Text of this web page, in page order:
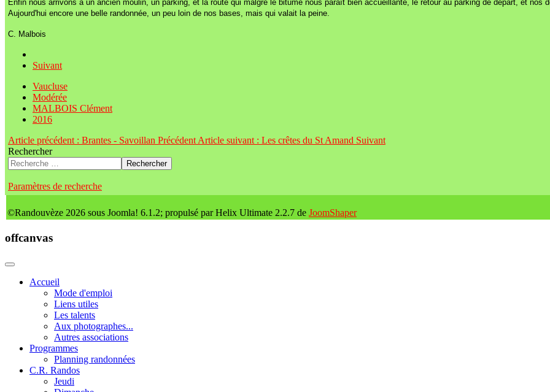
Enfin nous arrivons à un ancien moulin, un parking, et la route qui malgré le bitume nous paraît bien accueillante, le retour au parking de départ, et nos
Aujourd'hui encore une belle randonnée, un peu loin de nos bases, mais qui valait la peine.
C. Malbois
Suivant
Vaucluse
Modérée
MALBOIS Clément
2016
Article précédent : Brantes - Savoillan Précédent Article suivant : Les crêtes du St Amand Suivant
Rechercher
Rechercher
Paramètres de recherche
©Randouvèze 2026 sous Joomla! 6.1.2; propulsé par Helix Ultimate 2.2.7 de JoomShaper
offcanvas
Accueil
Mode d'emploi
Liens utiles
Les talents
Aux photographes...
Autres associations
Programmes
Planning randonnées
C.R. Randos
Jeudi